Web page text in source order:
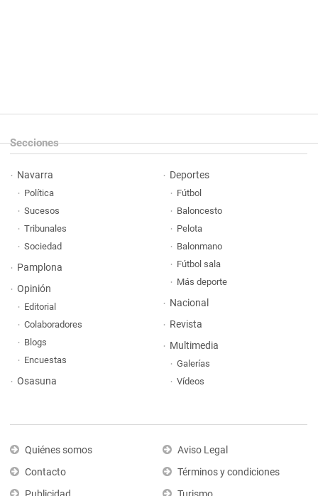
Secciones
Navarra
Política
Sucesos
Tribunales
Sociedad
Pamplona
Opinión
Editorial
Colaboradores
Blogs
Encuestas
Osasuna
Deportes
Fútbol
Baloncesto
Pelota
Balonmano
Fútbol sala
Más deporte
Nacional
Revista
Multimedia
Galerías
Vídeos
Quiénes somos
Contacto
Aviso Legal
Términos y condiciones